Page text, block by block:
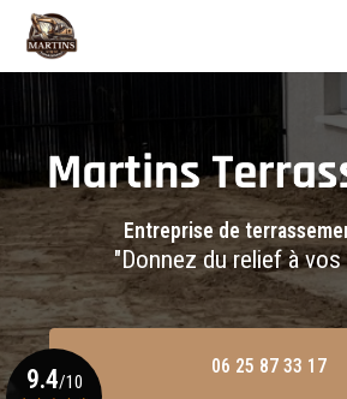
contenu
Entreprise de
"Donnez du relief à
06 25 87 33 17
9.4/10